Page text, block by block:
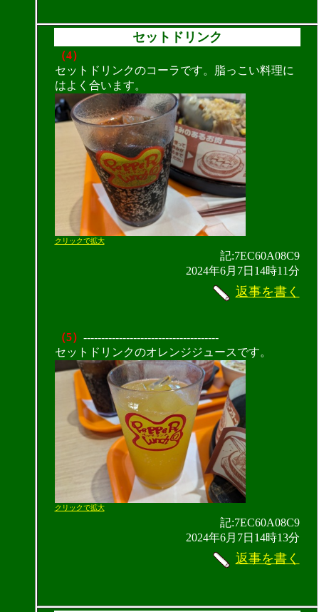
セットドリンク
（4）
セットドリンクのコーラです。脂っこい料理に
はよく合います。
クリックで拡大
記:7EC60A08C9
2024年6月7日14時11分
返事を書く
（5） --------------------------------------
セットドリンクのオレンジジュースです。
クリックで拡大
記:7EC60A08C9
2024年6月7日14時13分
返事を書く